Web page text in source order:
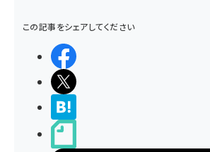
この記事をシェアしてください